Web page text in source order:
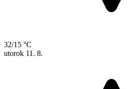
32/15 °C
utorok 11. 8.